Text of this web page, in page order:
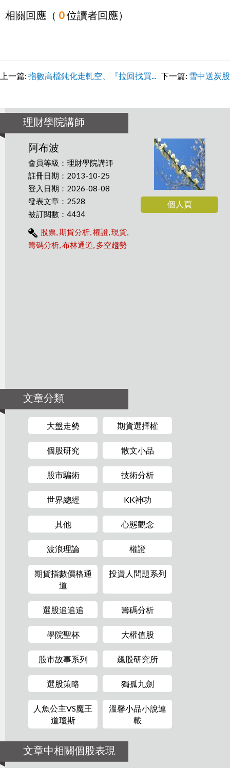
相關回應（ 0位讀者回應）
上一篇: 指數高檔鈍化走軋空、『拉回找買... 下一篇: 雪中送炭股
理財學院講師
阿布波
會員等級：理財學院講師
註冊日期：2013-10-25
登入日期：2026-08-08
發表文章：2528
被訂閱數：4434
股票, 期貨分析, 權證, 現貨,
籌碼分析, 布林通道, 多空趨勢
個人頁
文章分類
大盤走勢 期貨選擇權
個股研究 散文小品
股市騙術 技術分析
世界總經 KK神功
其他 心態觀念
波浪理論 權證
期貨指數價格通
道
投資人問題系列
選股追追追 籌碼分析
學院聖杯 大權值股
股市故事系列 飆股研究所
選股策略 獨孤九劍
人魚公主VS魔王
道瓊斯
溫馨小品小說連
載
文章中相關個股表現